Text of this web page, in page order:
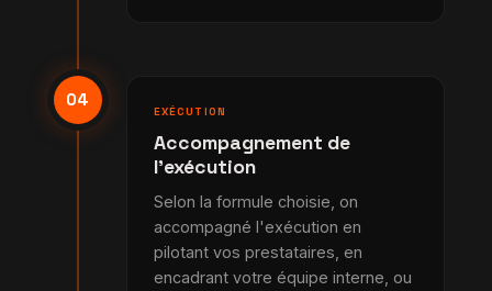
04
EXÉCUTION
Accompagnement de
l'exécution
Selon la formule choisie, on
accompagné l'exécution en
pilotant vos prestataires, en
encadrant votre équipe interne, ou